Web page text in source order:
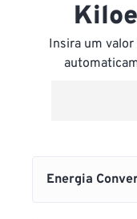
Insira um